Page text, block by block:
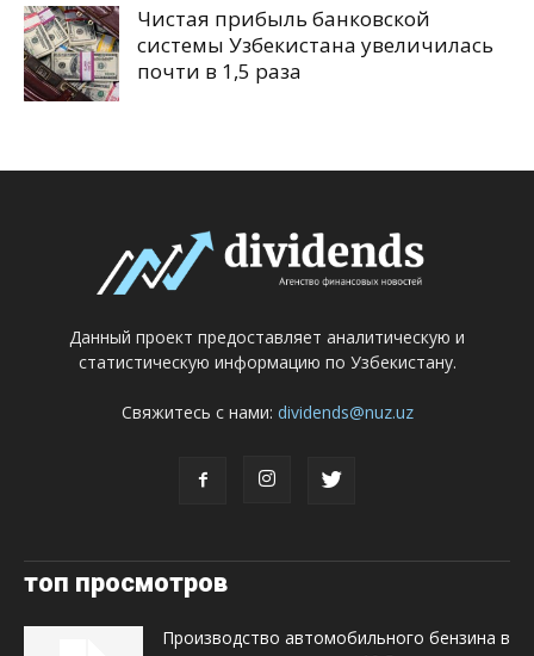
Чистая прибыль банковской
системы Узбекистана увеличилась
почти в 1,5 раза
Данный проект предоставляет аналитическую и
статистическую информацию по Узбекистану.
Свяжитесь с нами: dividends@nuz.uz
топ просмотров
Производство автомобильного бензина в